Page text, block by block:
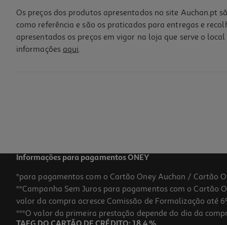
Os preços dos produtos apresentados no site Auchan.pt
como referência e são os praticados para entregas e
apresentados os preços em vigor na loja que serve o
informações aqui.
Informações para pagamentos ONEY
*para pagamentos com o Cartão Oney Auchan / Cartão
**Campanha Sem Juros para pagamentos com o Cartão
valor da compra acresce Comissão de Formalização até
***O valor da primeira prestação depende do dia da